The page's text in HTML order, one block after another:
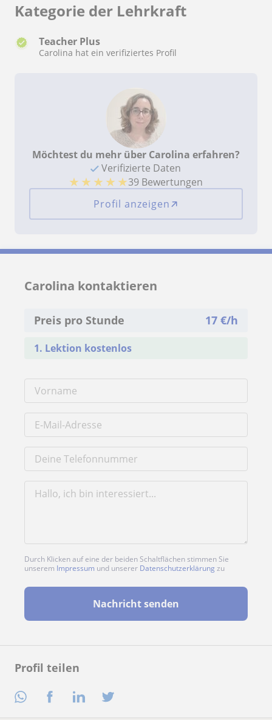
Profil teilen
Kategorie der Lehrkraft
Teacher Plus
Carolina hat ein verifiziertes Profil
Möchtest du mehr über Carolina erfahren?
Verifizierte Daten
★ ★ ★ ★ ★39 Bewertungen
Profil anzeigen
Carolina kontaktieren
Preis pro Stunde 17€/h
1. Lektion kostenlos
Durch Klicken auf eine der beiden Schaltflächen stimmen Sie
unserem Impressum und unserer Datenschutzerklärung zu
Nachricht senden